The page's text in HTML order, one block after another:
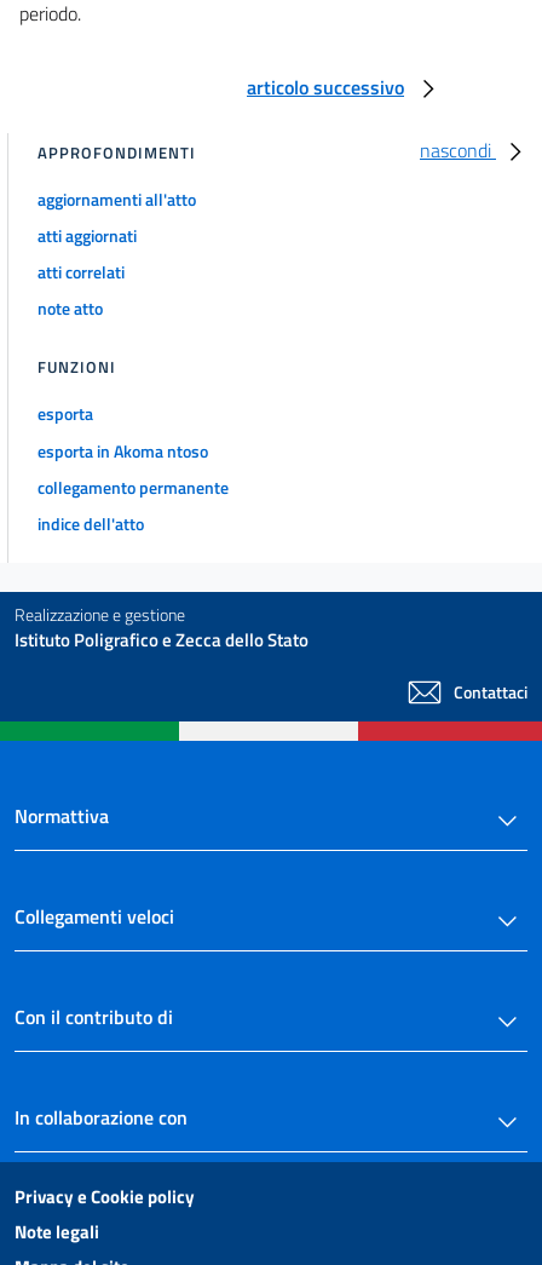
periodo.
articolo successivo
nascondi
APPROFONDIMENTI
aggiornamenti all'atto
atti aggiornati
atti correlati
note atto
FUNZIONI
esporta
esporta in Akoma ntoso
collegamento permanente
indice dell'atto
Realizzazione e gestione
Istituto Poligrafico e Zecca dello Stato
Contattaci
Normattiva
Collegamenti veloci
Con il contributo di
In collaborazione con
Privacy e Cookie policy
Note legali